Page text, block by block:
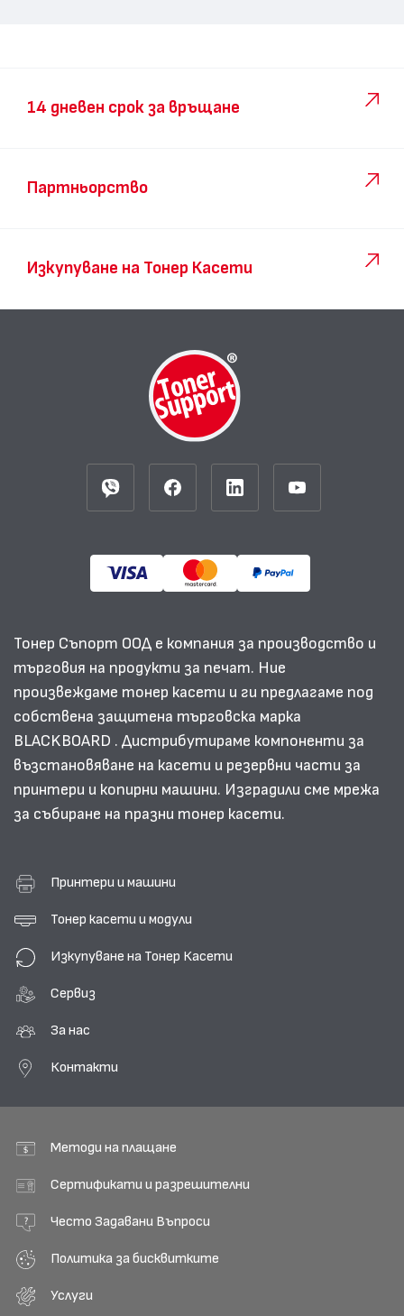
14 дневен срок за връщане
Партньорство
Изкупуване на Тонер Касети
Тонер Съпорт ООД е компания за производство и
търговия на продукти за печат. Ние
произвеждаме тонер касети и ги предлагаме под
собствена защитена търговска марка
BLACKBOARD . Дистрибутираме компоненти за
възстановяване на касети и резервни части за
принтери и копирни машини. Изградили сме мрежа
за събиране на празни тонер касети.
Принтери и машини
Тонер касети и модули
Изкупуване на Тонер Касети
Сервиз
За нас
Контакти
Методи на плащане
Сертификати и разрешителни
Често Задавани Въпроси
Политика за бисквитките
Услуги